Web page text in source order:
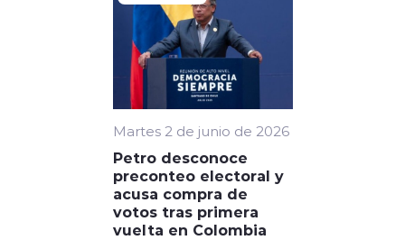
Martes 2 de junio de 2026
Petro desconoce
preconteo electoral y
acusa compra de
votos tras primera
vuelta en Colombia